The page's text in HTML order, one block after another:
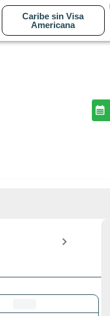
Caribe sin Visa
Americana